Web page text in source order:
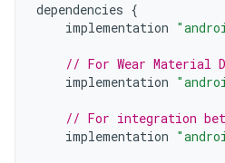
dependencies {
implementation
// For Wear Material
implementation
// For integration
implementation